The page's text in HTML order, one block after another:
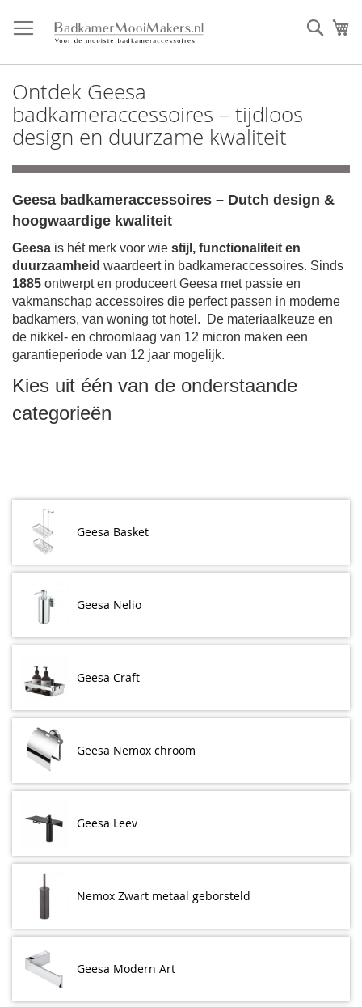
direct
door
inhoud
Ontdek Geesa
badkameraccessoires – tijdloos
design en duurzame kwaliteit
Geesa badkameraccessoires – Dutch design &
hoogwaardige kwaliteit
Geesa is hét merk voor wie stijl, functionaliteit en
duurzaamheid waardeert in badkameraccessoires. Sinds
1885 ontwerpt en produceert Geesa met passie en
vakmanschap accessoires die perfect passen in moderne
badkamers, van woning tot hotel.
De materiaalkeuze en
de nikkel- en chroomlaag van 12 micron maken een
garantieperiode van 12 jaar mogelijk.
Kies uit één van de onderstaande
categorieën
Geesa Basket
Geesa Nelio
Geesa Craft
Geesa Nemox chroom
Geesa Leev
Nemox Zwart metaal geborsteld
Geesa Modern Art